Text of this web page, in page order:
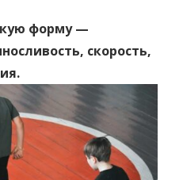
форму —
скорость,